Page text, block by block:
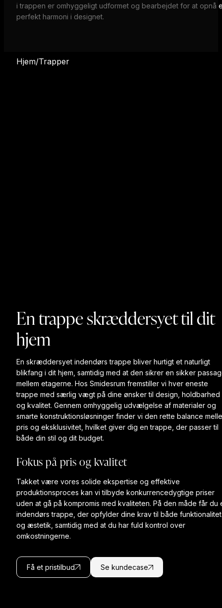
i trappen er omhyggeligt udformet og bearbejdet for at opnå
perfekt harmoni i designet.
Hjem/Trapper
En trappe skræddersyet til dit
hjem
En skræddersyet indendørs trappe bliver hurtigt et naturligt
blikfang i dit hjem, samtidig med at den sikrer en sikker
mellem etagerne. Hos Smidesrum fremstiller vi hver eneste
trappe med særlig vægt på dine ønsker til design, holdbarhed
og kvalitet. Gennem omhyggelig udvælgelse af materialer og
smarte konstruktionsløsninger finder vi den rette balance
pris og eksklusivitet, hvilket giver dig en trappe, der passer til
både din stil og dit budget.
Fokus på pris og kvalitet
Takket være vores solide ekspertise og effektive
produktionsproces kan vi tilbyde konkurrencedygtige priser
uden at gå på kompromis med kvaliteten. På den måde får du
indendørs trappe, der opfylder dine krav til både funktionalitet
og æstetik, samtidig med at du har fuld kontrol over
omkostningerne.
Få et pristilbud Se kundecase